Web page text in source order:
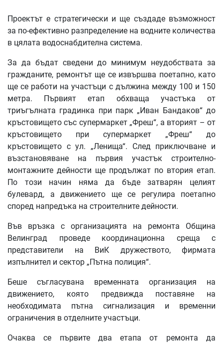
Проектът е стратегически и ще създаде възможност
за по-ефективно разпределение на водните количества
в цялата водоснабдителна система.
За да бъдат сведени до минимум неудобствата за
гражданите, ремонтът ще се извършва поетапно, като
ще се работи на участъци с дължина между 100 и 150
метра. Първият етап обхваща участъка от
триъгълната градинка при парк „Иван Бандаков“ до
кръстовището със супермаркет „Фреш“, а вторият – от
кръстовището при супермаркет „Фреш“ до
кръстовището с ул. „Ленища“. След приключване и
възстановяване на първия участък строително-
монтажните дейности ще продължат по втория етап.
По този начин няма да бъде затварян целият
булевард, а движението ще се регулира поетапно
според напредъка на строителните дейности.
Във връзка с организацията на ремонта Община
Велинград проведе координационна среща с
представители на ВиК дружеството, фирмата
изпълнител и сектор „Пътна полиция“.
Беше съгласувана временната организация на
движението, която предвижда поставяне на
необходимата пътна сигнализация и временни
ограничения в отделните участъци.
Очаква се първите два етапа от ремонта да